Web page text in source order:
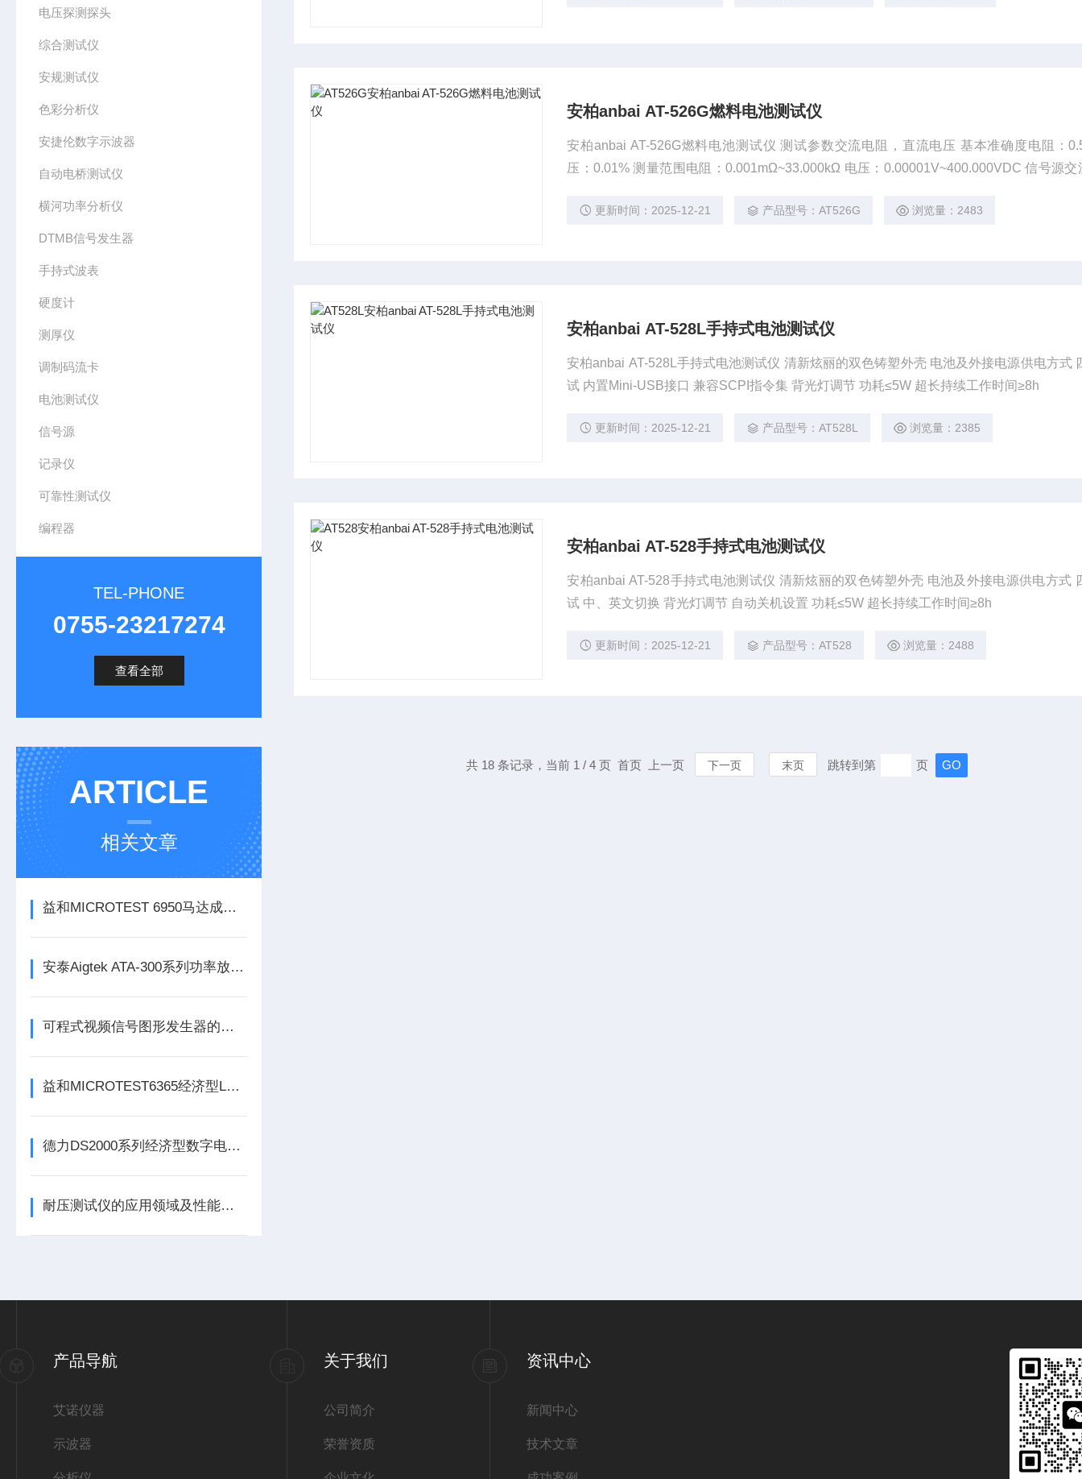
电压探测探头
综合测试仪
安规测试仪
色彩分析仪
安捷伦数字示波器
自动电桥测试仪
横河功率分析仪
DTMB信号发生器
手持式波表
硬度计
测厚仪
调制码流卡
电池测试仪
信号源
记录仪
可靠性测试仪
编程器
TEL-PHONE
0755-23217274
查看全部
ARTICLE
相关文章
益和MICROTEST 6950马达成品电脑化测试系统
安泰Aigtek ATA-300系列功率放大器
可程式视频信号图形发生器的主要特色
益和MICROTEST6365经济型LCR测试仪
德力DS2000系列经济型数字电视测试仪
耐压测试仪的应用领域及性能特点
安柏anbai AT-526G燃料电池测试仪
安柏anbai AT-526G燃料电池测试仪 测试参数交流电阻，直流电压 基本准确度电阻：
压：0.01% 测量范围电阻：0.001mΩ~33.000kΩ 电压：0.00001V~400.000VDC 信号源交
更新时间：2025-12-21 产品型号：AT526G 浏览量：2483
安柏anbai AT-528L手持式电池测试仪
安柏anbai AT-528L手持式电池测试仪 清新炫丽的双色铸塑外壳 电池及外接电源供电方式
试 内置Mini-USB接口 兼容SCPI指令集 背光灯调节 功耗≤5W 超长持续工作时间≥8h
更新时间：2025-12-21 产品型号：AT528L 浏览量：2385
安柏anbai AT-528手持式电池测试仪
安柏anbai AT-528手持式电池测试仪 清新炫丽的双色铸塑外壳 电池及外接电源供电方式
试 中、英文切换 背光灯调节 自动关机设置 功耗≤5W 超长持续工作时间≥8h
更新时间：2025-12-21 产品型号：AT528 浏览量：2488
共 18 条记录，当前 1 / 4 页 首页 上一页 下一页 末页 跳转到第 页
产品导航
艾诺仪器
示波器
关于我们
公司简介
荣誉资质
资讯中心
新闻中心
技术文章